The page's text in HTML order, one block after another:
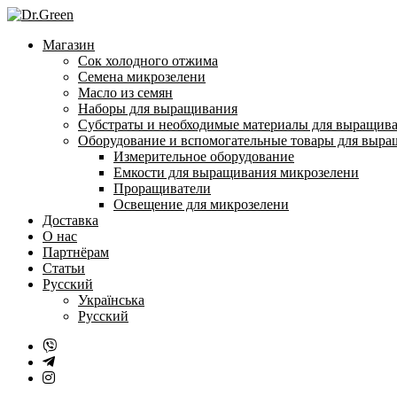
Перейти
содержанию
Магазин
Сок холодного отжима
Семена микрозелени
Масло из семян
Наборы для выращивания
Субстраты и необходимые материалы для
Оборудование и вспомогательные товары для
Измерительное оборудование
Емкости для выращивания микрозелени
Проращиватели
Освещение для микрозелени
Доставка
О нас
Партнёрам
Статьи
Русский
Українська
Русский